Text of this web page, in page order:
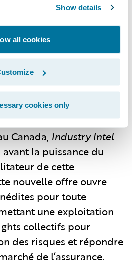
Show details
all cookies
cookies only
de 200 milliards de
les assureurs
prédictions plus
Cette collaboration
de pallier le manque
offrant ainsi un
principalement
Canada, Industry Intel
la puissance du
de cette
nouvelle offre ouvre
pour toute
une exploitation
collectifs pour
des risques et répondre
de l’assurance.